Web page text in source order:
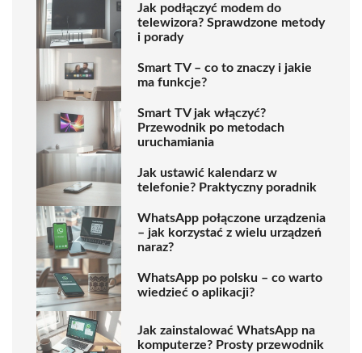
Jak podłączyć modem do
telewizora? Sprawdzone metody
i porady
Smart TV – co to znaczy i jakie
ma funkcje?
Smart TV jak włączyć?
Przewodnik po metodach
uruchamiania
Jak ustawić kalendarz w
telefonie? Praktyczny poradnik
WhatsApp połączone urządzenia
– jak korzystać z wielu urządzeń
naraz?
WhatsApp po polsku – co warto
wiedzieć o aplikacji?
Jak zainstalować WhatsApp na
komputerze? Prosty przewodnik